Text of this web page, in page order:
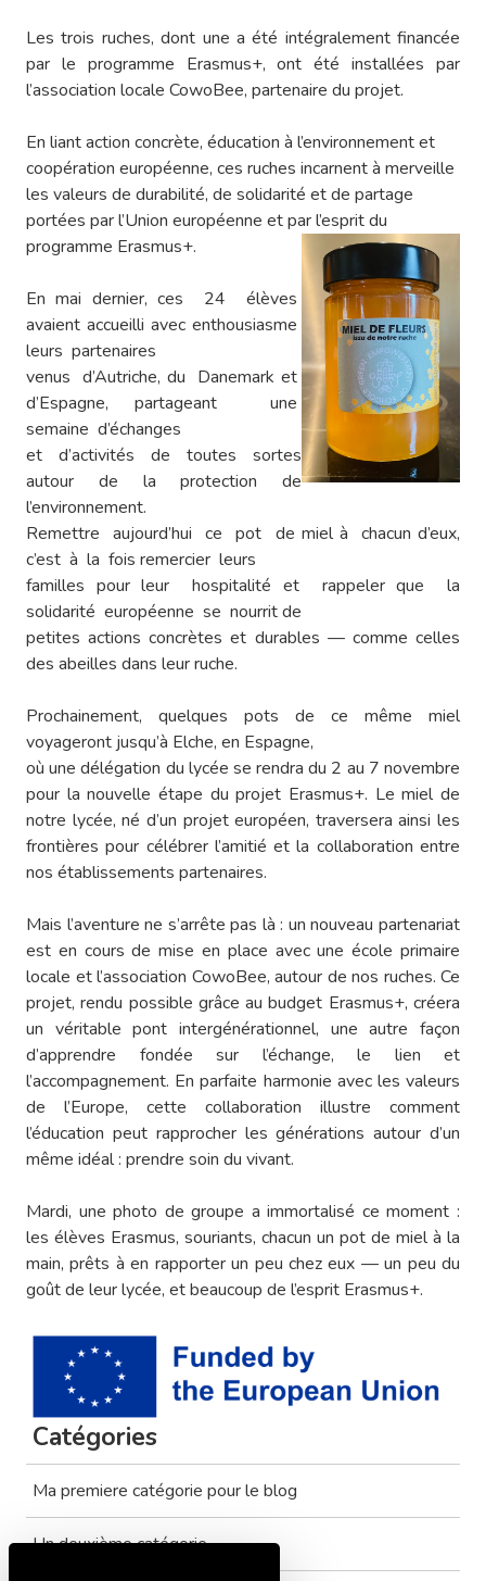
Les trois ruches, dont une a été intégralement financée
par le programme Erasmus+, ont été installées par
l’association locale CowoBee, partenaire du projet.
En liant action concrète, éducation à l’environnement et
coopération européenne, ces ruches incarnent à merveille
les valeurs de durabilité, de solidarité et de partage
portées par l’Union européenne et par l’esprit du
programme Erasmus+.
En mai dernier, ces 24 élèves
avaient accueilli avec enthousiasme
leurs partenaires
venus d’Autriche, du Danemark et
d’Espagne, partageant une
semaine d’échanges
et d’activités de toutes sortes
autour de la protection de
l’environnement.
Remettre aujourd’hui ce pot de miel à chacun d’eux,
c’est à la fois remercier leurs
familles pour leur hospitalité et rappeler que la
solidarité européenne se nourrit de
petites actions concrètes et durables — comme celles
des abeilles dans leur ruche.
Prochainement, quelques pots de ce même miel
voyageront jusqu’à Elche, en Espagne,
où une délégation du lycée se rendra du 2 au 7 novembre
pour la nouvelle étape du projet Erasmus+. Le miel de
notre lycée, né d’un projet européen, traversera ainsi les
frontières pour célébrer l’amitié et la collaboration entre
nos établissements partenaires.
Mais l’aventure ne s’arrête pas là : un nouveau partenariat
est en cours de mise en place avec une école primaire
locale et l’association CowoBee, autour de nos ruches. Ce
projet, rendu possible grâce au budget Erasmus+, créera
un véritable pont intergénérationnel, une autre façon
d’apprendre fondée sur l’échange, le lien et
l’accompagnement. En parfaite harmonie avec les valeurs
de l’Europe, cette collaboration illustre comment
l’éducation peut rapprocher les générations autour d’un
même idéal : prendre soin du vivant.
Mardi, une photo de groupe a immortalisé ce moment :
les élèves Erasmus, souriants, chacun un pot de miel à la
main, prêts à en rapporter un peu chez eux — un peu du
goût de leur lycée, et beaucoup de l’esprit Erasmus+.
Catégories
Ma premiere catégorie pour le blog
Un deuxième catégorie